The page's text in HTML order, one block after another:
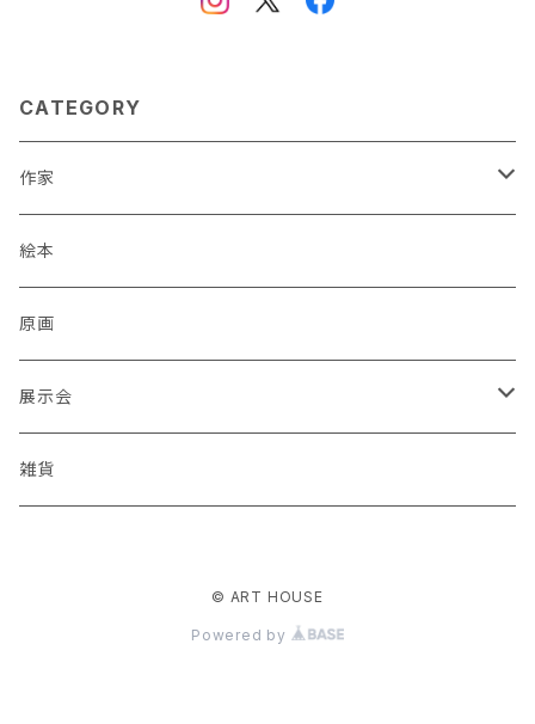
CATEGORY
作家
蒼川わか
あきやまりか
ashika
足立真人
絵本
原画
展示会
Mori / Kosamu.An 「トトニョロ 初展」
雑貨
© ART HOUSE
Powered by